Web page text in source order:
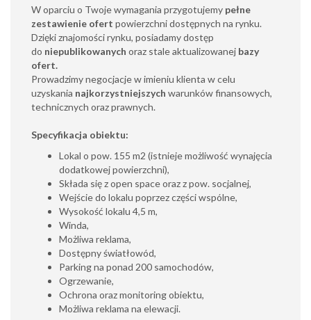
W oparciu o Twoje wymagania przygotujemy pełne
zestawienie ofert powierzchni dostępnych na rynku.
Dzięki znajomości rynku, posiadamy dostęp
do niepublikowanych oraz stale aktualizowanej bazy
ofert.
Prowadzimy negocjacje w imieniu klienta w celu
uzyskania najkorzystniejszych warunków finansowych,
technicznych oraz prawnych.
Specyfikacja obiektu:
Lokal o pow. 155 m2 (istnieje możliwość wynajęcia
dodatkowej powierzchni),
Składa się z open space oraz z pow. socjalnej,
Wejście do lokalu poprzez części wspólne,
Wysokość lokalu 4,5 m,
Winda,
Możliwa reklama,
Dostępny światłowód,
Parking na ponad 200 samochodów,
Ogrzewanie,
Ochrona oraz monitoring obiektu,
Możliwa reklama na elewacji.